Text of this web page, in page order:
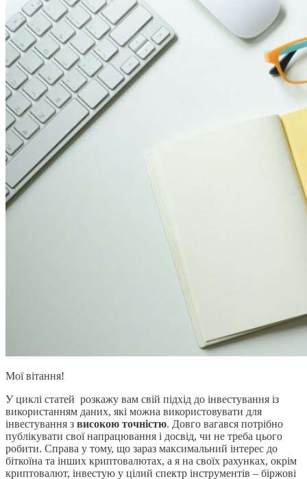
Мої вітання!
У циклі статей розкажу вам свій підхід до інвестування із
використанням даних, які можна використовувати для
інвестування з високою точністю. Довго вагався потрібно
публікувати свої напрацювання і досвід, чи не треба цього
робити. Справа у тому, що зараз максимальний інтерес до
біткоїна та інших криптовалютах, а я на своїх рахунках, окрім
криптовалют, інвестую у цілий спектр інструментів – біржові